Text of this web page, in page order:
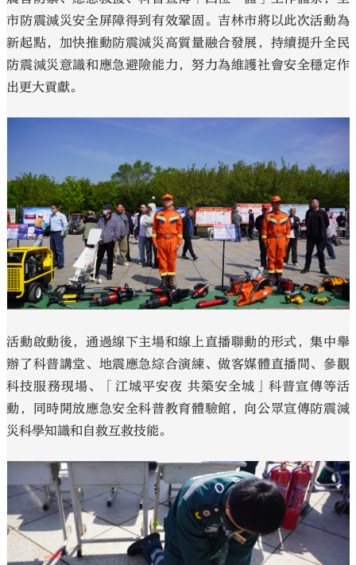
市防震減災安全屏障得到有效鞏固。吉林市將以此次活動為
新起點，加快推動防震減災高質量融合發展，持續提升全民
防震減災意識和應急避險能力，努力為維護社會安全穩定作
出更大貢獻。
活動啟動後，通過線下主場和線上直播聯動的形式，集中舉
辦了科普講堂、地震應急綜合演練、做客媒體直播間、參觀
科技服務現場、「江城平安夜 共築安全城」科普宣傳等活
動，同時開放應急安全科普教育體驗館，向公眾宣傳防震減
災科學知識和自救互救技能。